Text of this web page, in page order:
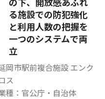
る施設での防犯強化
と利用人数の把握を
一つのシステムで両
立
岡市駅前複合施設 エンク
ス
種：官公庁・自治体